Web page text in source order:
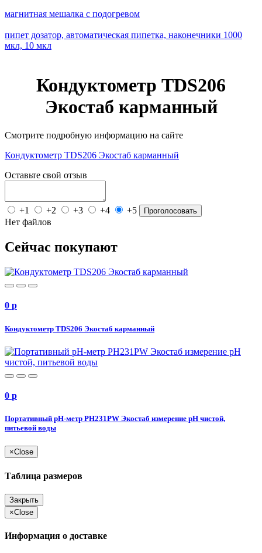
магнитная мешалка c подогревом
пипет дозатор, автоматическая пипетка, наконечники 1000
мкл, 10 мкл
Кондуктометр TDS206
Экостаб карманный
Смотрите подробную информацию на сайте
Кондуктометр TDS206 Экостаб карманный
Оставьте свой отзыв
+1 +2 +3 +4 +5 Проголосовать
Нет файлов
Сейчас покупают
0 p
Кондуктометр TDS206 Экостаб карманный
0 p
Портативный рН-метр PH231PW Экостаб измерение pH чистой,
питьевой воды
×Close
Таблица размеров
Закрыть
×Close
Информация о доставке